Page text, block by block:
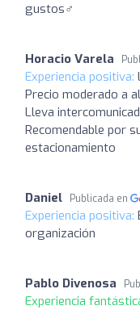
gustos‍♂️
Horacio Varela
Experiencia positiva:
Precio moderado a
Lleva
Recomendable por
estacionamiento
Daniel Publicada en
Experiencia positiva:
organización
Pablo Divenosa
Experiencia